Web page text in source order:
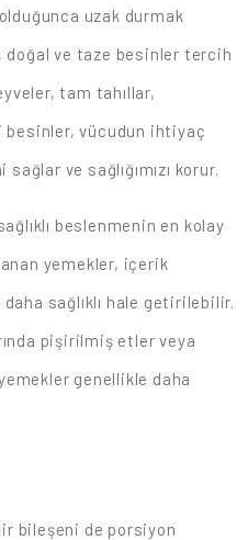
uzak durmak
doğal ve taze besinler tercih
tam tahıllar,
besinler, vücudun ihtiyaç
ve sağlığımızı korur.
beslenmenin en kolay
yemekler, içerik
sağlıklı hale getirilebilir.
pişirilmiş etler veya
genellikle daha
bileşeni de porsiyon